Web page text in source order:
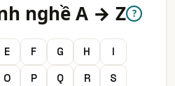
nghề A → Z ?
E F G H
I
O P Q R
S